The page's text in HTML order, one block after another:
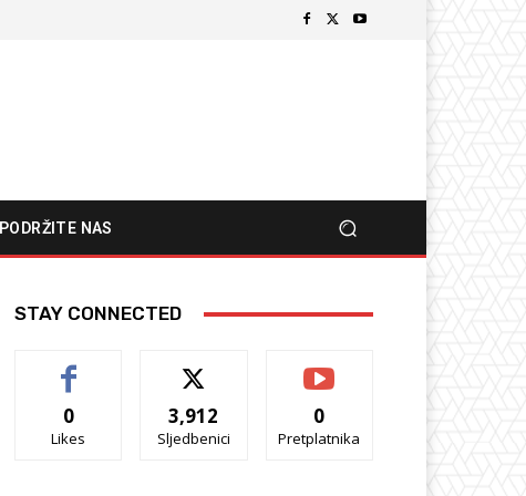
PODRŽITE NAS
STAY CONNECTED
0
Likes
3,912
Sljedbenici
0
Pretplatnika